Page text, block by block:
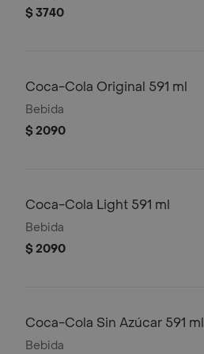
$ 3740
Coca-Cola Original 591 ml
Bebida
$ 2090
Coca-Cola Light 591 ml
Bebida
$ 2090
Coca-Cola Sin Azúcar 591 ml
Bebida